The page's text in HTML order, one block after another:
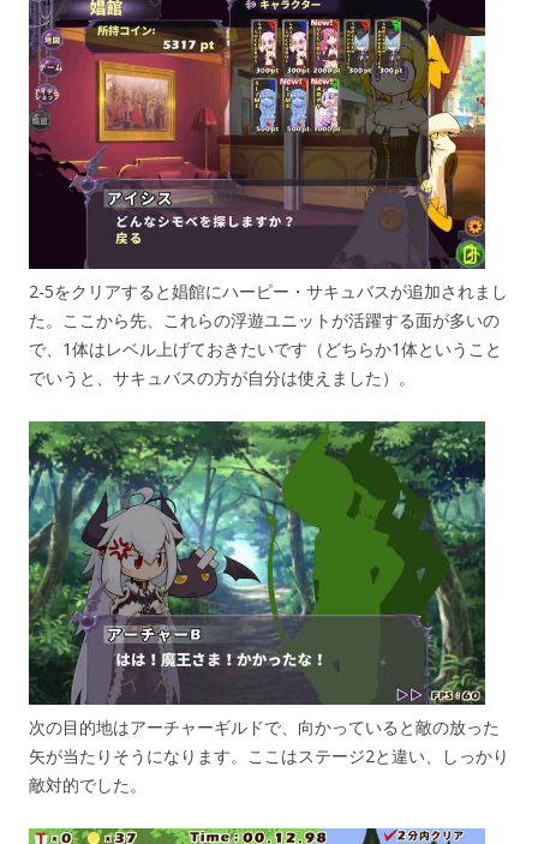
2-5をクリアすると娼館にハーピー・サキュバスが追加されまし
た。ここから先、これらの浮遊ユニットが活躍する面が多いの
で、1体はレベル上げておきたいです（どちらか1体ということ
でいうと、サキュバスの方が自分は使えました）。
次の目的地はアーチャーギルドで、向かっていると敵の放った
矢が当たりそうになります。ここはステージ2と違い、しっかり
敵対的でした。